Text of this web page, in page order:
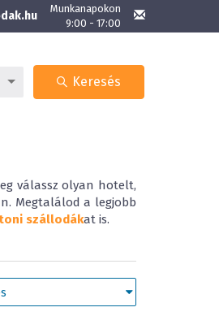
Munkanapokon
9:00 - 17:00
Keresés
válassz olyan hotelt,
Megtalálod a legjobb
szállodákat is.